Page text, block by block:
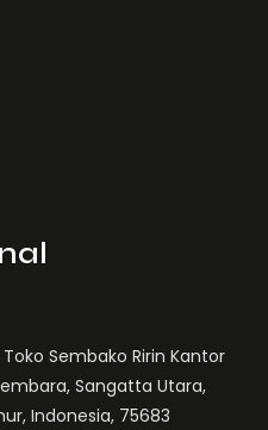
Sembako Ririn Kantor
Sangatta Utara,
Indonesia, 75683